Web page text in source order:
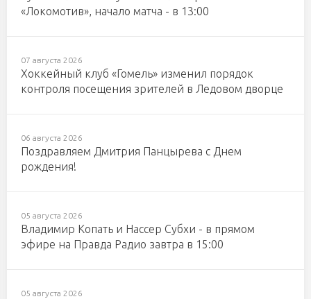
«Локомотив», начало матча - в 13:00
07 августа 2026
Хоккейный клуб «Гомель» изменил порядок
контроля посещения зрителей в Ледовом дворце
06 августа 2026
Поздравляем Дмитрия Панцырева с Днем
рождения!
05 августа 2026
Владимир Копать и Нассер Субхи - в прямом
эфире на Правда Радио завтра в 15:00
05 августа 2026